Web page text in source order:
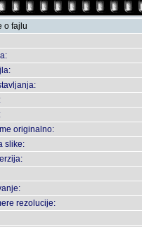
o fajlu
originalno:
slike:
rezolucije: